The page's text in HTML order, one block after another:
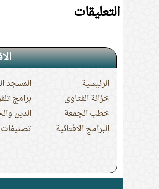
التعليقات
الرئيسية المسجد
خزانة الفتاوى
برامج
خطب الجمعة
الدين
البرامج الافتائية
تصنيفات